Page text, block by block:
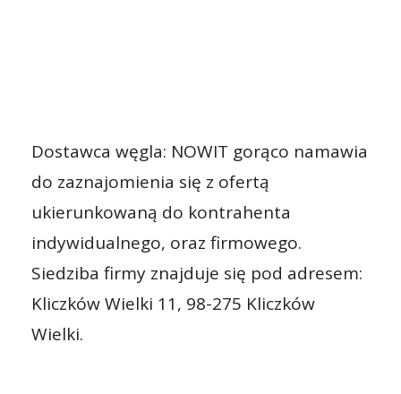
Dostawca węgla: NOWIT gorąco namawia
do zaznajomienia się z ofertą
ukierunkowaną do kontrahenta
indywidualnego, oraz firmowego.
Siedziba firmy znajduje się pod adresem:
Kliczków Wielki 11, 98-275 Kliczków
Wielki.